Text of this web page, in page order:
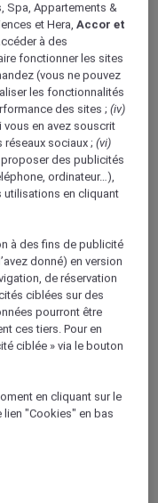
Spa, Appartements &
et Hera,Accor et
à des
fonctionner les sites
(vous ne pouvez
les fonctionnalités
des sites ;(iv)
vous en avez souscrit
réseaux sociaux ;(vi)
des publicités
ordinateur…),
utilisations en cliquant
à des fins de publicité
donné) en version
de réservation
ciblées sur des
pourront être
ces tiers. Pour en
ciblée » via le bouton
en cliquant sur le
lien "Cookies" en bas